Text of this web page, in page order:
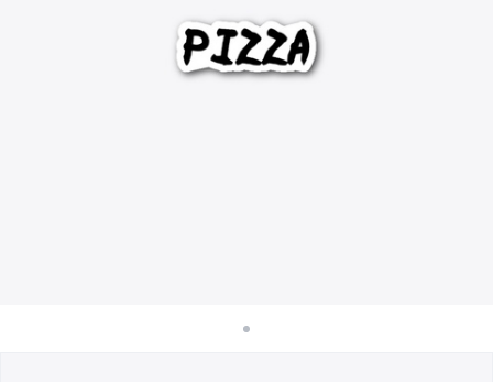
Venda em todo lugar
Heavy Tee